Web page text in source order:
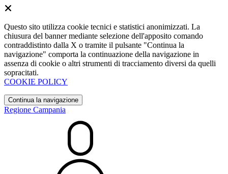
Questo sito utilizza cookie tecnici e statistici anonimizzati. La
chiusura del banner mediante selezione dell'apposito comando
contraddistinto dalla X o tramite il pulsante "Continua la
navigazione" comporta la continuazione della navigazione in
assenza di cookie o altri strumenti di tracciamento diversi da quelli
sopracitati.
COOKIE POLICY
Continua la navigazione
Regione Campania